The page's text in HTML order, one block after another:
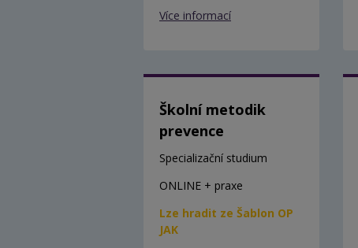
Více informací
Školní metodik
prevence
Specializační studium
ONLINE + praxe
Lze hradit ze Šablon OP
JAK